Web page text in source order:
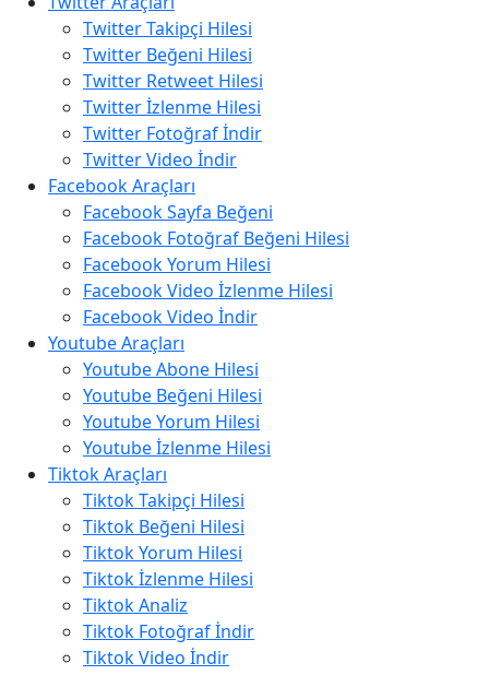
Twitter Takipçi Hilesi
Twitter Beğeni Hilesi
Twitter Retweet Hilesi
Twitter İzlenme Hilesi
Twitter Fotoğraf İndir
Twitter Video İndir
Facebook Araçları
Facebook Sayfa Beğeni
Facebook Fotoğraf Beğeni Hilesi
Facebook Yorum Hilesi
Facebook Video İzlenme Hilesi
Facebook Video İndir
Youtube Araçları
Youtube Abone Hilesi
Youtube Beğeni Hilesi
Youtube Yorum Hilesi
Youtube İzlenme Hilesi
Tiktok Araçları
Tiktok Takipçi Hilesi
Tiktok Beğeni Hilesi
Tiktok Yorum Hilesi
Tiktok İzlenme Hilesi
Tiktok Analiz
Tiktok Fotoğraf İndir
Tiktok Video İndir